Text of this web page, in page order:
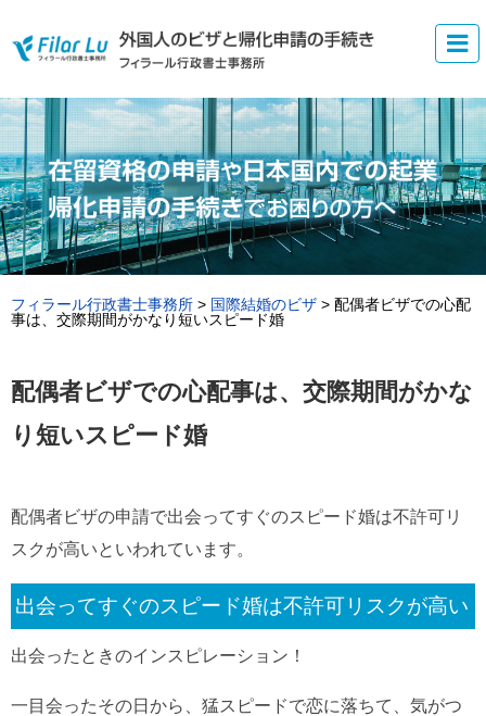
フィラール行政書士事務所 > 国際結婚のビザ > 配偶者ビザでの心配
事は、交際期間がかなり短いスピード婚
配偶者ビザでの心配事は、交際期間がかな
り短いスピード婚
配偶者ビザの申請で出会ってすぐのスピード婚は不許可リ
スクが高いといわれています。
出会ってすぐのスピード婚は不許可リスクが高い
出会ったときのインスピレーション！
一目会ったその日から、猛スピードで恋に落ちて、気がつ